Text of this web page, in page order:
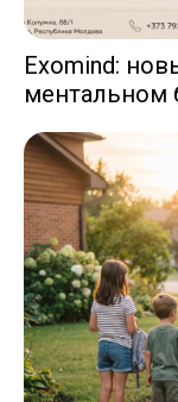
Exomind:
ментальном